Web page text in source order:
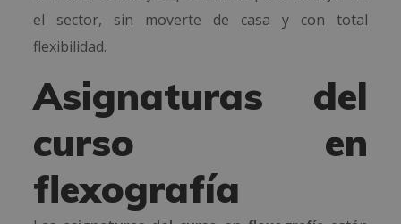
el sector, sin moverte de casa y con total
flexibilidad.
Asignaturas del
curso en
flexografía